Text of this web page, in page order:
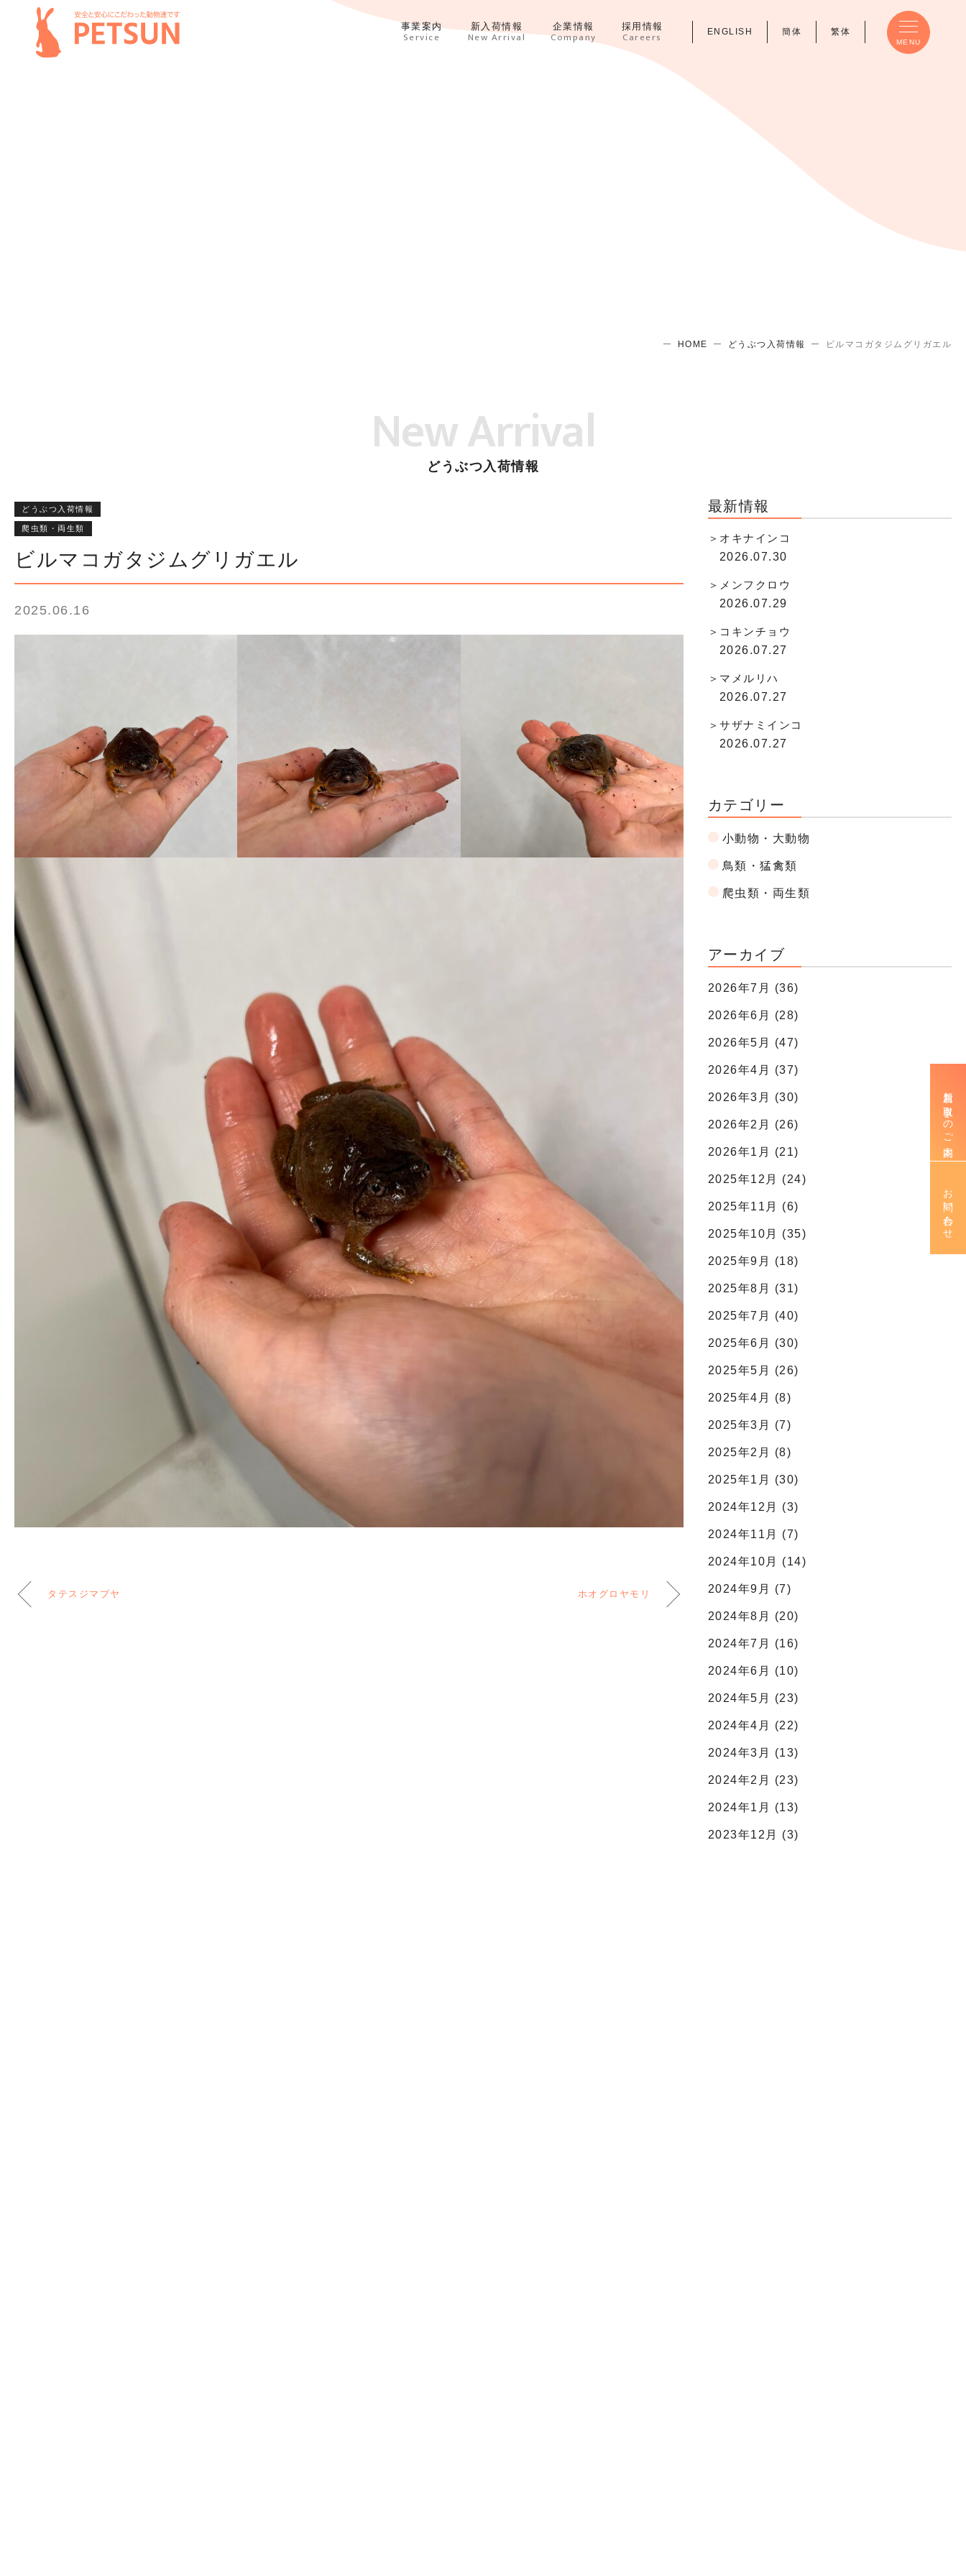
事業案内
Service
新入荷情報
New Arrival
企業情報
Company
採用情報
Careers ENGLISH 簡体 繁体
MENU
HOME どうぶつ入荷情報 ビルマコガタジムグリガエル
New Arrival
どうぶつ入荷情報
どうぶつ入荷情報
爬虫類・両生類
ビルマコガタジムグリガエル
2025.06.16
タテスジマブヤ ホオグロヤモリ
最新情報
オキナインコ
2026.07.30
メンフクロウ
2026.07.29
コキンチョウ
2026.07.27
マメルリハ
2026.07.27
サザナミインコ
2026.07.27
カテゴリー
小動物・大動物
鳥類・猛禽類
爬虫類・両生類
アーカイブ
2026年7月 (36)
2026年6月 (28)
2026年5月 (47)
2026年4月 (37)
2026年3月 (30)
2026年2月 (26)
2026年1月 (21)
2025年12月 (24)
2025年11月 (6)
2025年10月 (35)
2025年9月 (18)
2025年8月 (31)
2025年7月 (40)
2025年6月 (30)
2025年5月 (26)
2025年4月 (8)
2025年3月 (7)
2025年2月 (8)
2025年1月 (30)
2024年12月 (3)
2024年11月 (7)
2024年10月 (14)
2024年9月 (7)
2024年8月 (20)
2024年7月 (16)
2024年6月 (10)
2024年5月 (23)
2024年4月 (22)
2024年3月 (13)
2024年2月 (23)
2024年1月 (13)
2023年12月 (3)
新規お取引きのご案内
お問い合わせ